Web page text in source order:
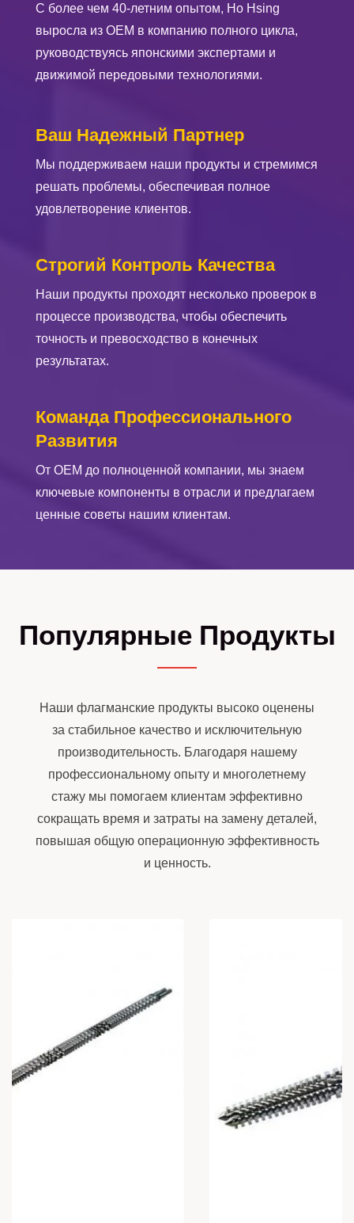
С более чем 40-летним опытом, Ho Hsing
выросла из OEM в компанию полного цикла,
руководствуясь японскими экспертами и
движимой передовыми технологиями.
Ваш Надежный Партнер
Мы поддерживаем наши продукты и стремимся
решать проблемы, обеспечивая полное
удовлетворение клиентов.
Строгий Контроль Качества
Наши продукты проходят несколько проверок в
процессе производства, чтобы обеспечить
точность и превосходство в конечных
результатах.
Команда Профессионального
Развития
От OEM до полноценной компании, мы знаем
ключевые компоненты в отрасли и предлагаем
ценные советы нашим клиентам.
Популярные Продукты
Наши флагманские продукты высоко оценены
за стабильное качество и исключительную
производительность. Благодаря нашему
профессиональному опыту и многолетнему
стажу мы помогаем клиентам эффективно
сокращать время и затраты на замену деталей,
повышая общую операционную эффективность
и ценность.